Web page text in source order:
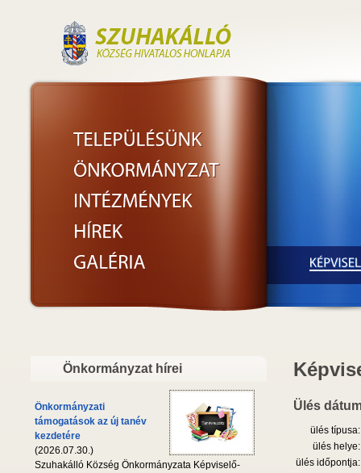
Önkormányzat hírei
Önkormányzati
támogatások az új tanév
kezdetére
(2026.07.30.)
Szuhakálló Község Önkormányzata Képviselő-
Ülés
ülés típusa:
ülés helye:
ülés időpontja: